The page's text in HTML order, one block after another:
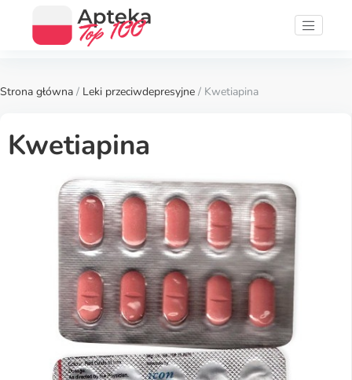
Strona główna / Leki przeciwdepresyjne / Kwetiapina
Kwetiapina